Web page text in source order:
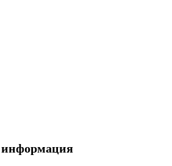
информация